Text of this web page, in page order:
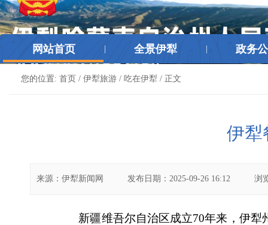
网站首页 全景伊犁 政务
您的位置: 首页 / 伊犁旅游 / 吃在伊犁 / 正文
伊犁
来源： 伊犁新闻网 发布日期： 2025-09-26 16:12 浏
新疆维吾尔自治区成立70年来，伊犁